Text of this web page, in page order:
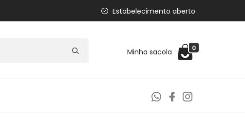
Estabelecimento aberto
Minha sacola 0